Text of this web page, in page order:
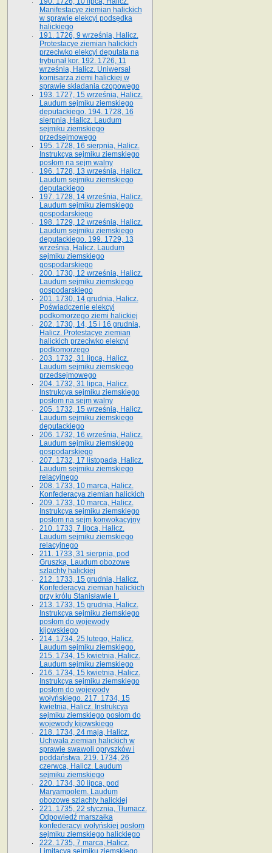
Manifestacye ziemian halickich
w sprawie elekcyi podsędka
halickiego
191. 1726, 9 września, Halicz.
Protestacye ziemian halickich
przeciwko elekcyi deputata na
trybunał kor. 192. 1726, 11
września, Halicz. Uniwersał
komisarza ziemi halickiej w
sprawie składania czopowego
193. 1727, 15 września, Halicz.
Laudum sejmiku ziemskiego
deputackiego. 194. 1728, 16
sierpnia, Halicz. Laudum
sejmiku ziemskiego
przedsejmowego
195. 1728, 16 sierpnia, Halicz.
Instrukcya sejmiku ziemskiego
posłom na sejm walny
196. 1728, 13 września, Halicz.
Laudum sejmiku ziemskiego
deputackiego
197. 1728, 14 września, Halicz.
Laudum sejmiku ziemskiego
gospodarskiego
198. 1729, 12 września, Halicz.
Laudum sejmiku ziemskiego
deputackiego. 199. 1729, 13
września, Halicz. Laudum
sejmiku ziemskiego
gospodarskiego
200. 1730, 12 września, Halicz.
Laudum sejmiku ziemskiego
gospodarskiego
201. 1730, 14 grudnia, Halicz.
Poświadczenie elekcyi
podkomorzego ziemi halickiej
202. 1730, 14, 15 i 16 grudnia,
Halicz. Protestacye ziemian
halickich przeciwko elekcyi
podkomorzego
203. 1732, 31 lipca, Halicz.
Laudum sejmiku ziemskiego
przedsejmowego
204. 1732, 31 lipca, Halicz.
Instrukcya sejmiku ziemskiego
posłom na sejm walny
205. 1732, 15 września, Halicz.
Laudum sejmiku ziemskiego
deputackiego
206. 1732, 16 września, Halicz.
Laudum sejmiku ziemskiego
gospodarskiego
207. 1732, 17 listopada, Halicz.
Laudum sejmiku ziemskiego
relacyjnego
208. 1733, 10 marca, Halicz.
Konfederacya ziemian halickich­
209. 1733, 10 marca, Halicz.
Instrukcya sejmiku ziemskiego
posłom na sejm konwokacyjny
210. 1733, 7 lipca, Halicz.
Laudum sejmiku ziemskiego
relacyjnego
211. 1733, 31 sierpnia, pod
Gruszką. Laudum obozowe
szlachty halickiej
212. 1733, 15 grudnia, Halicz.
Konfederacya ziemian halickich
przy królu Stanisławie I .
213. 1733, 15 grudnia, Halicz.
Instrukcya sejmiku ziemskiego
posłom do wojewody
kijowskiego
214. 1734, 25 lutego, Halicz.
Laudum sejmiku ziemskiego.
215. 1734, 15 kwietnia, Halicz.
Laudum sejmiku ziemskiego
216. 1734, 15 kwietnia, Halicz.
Instrukcya sejmiku ziemskiego
posłom do wojewody
wołyńskiego. 217. 1734, 15
kwietnia, Halicz. Instrukcya
sejmiku ziemskiego posłom do
wojewody kijowskiego
218. 1734, 24 maja, Halicz.
Uchwała ziemian halickich w
sprawie swawoli opryszków i
poddaństwa. 219. 1734, 26
czerwca, Halicz. Laudum
sejmiku ziemskiego
220. 1734, 30 lipca, pod
Maryampolem. Laudum
obozowe szlachty halickiej
221. 1735, 22 stycznia, Tłumacz.
Odpowiedź marszałka
konfederacyi wołyńskiej posłom
sejmiku ziemskiego halickiego
222. 1735, 7 marca, Halicz.
Limitacya sejmiku ziemskiego.